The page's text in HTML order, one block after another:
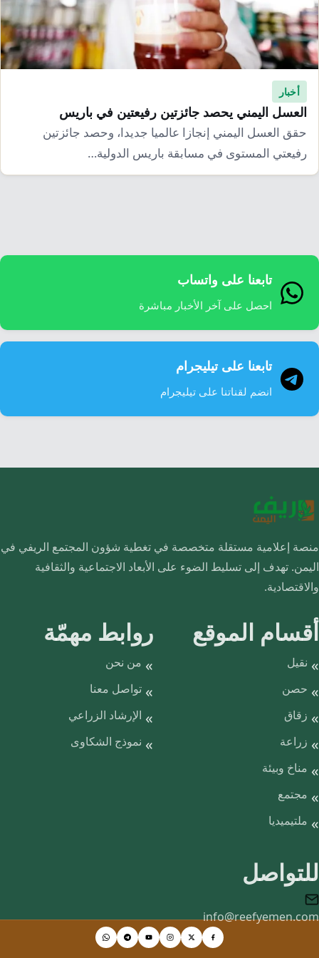
قضايا
معيشة
قصة
انفوجرافيك
قصص رقمية
تقارير صور
فيديو
أخبار
العسل اليمني يحصد جائزتين رفيعتين في باريس
حقق العسل اليمني إنجازا عالميا جديدا، وحصد جائزتين
رفيعتي المستوى في مسابقة باريس الدولية…
تابعنا على واتساب
احصل على آخر الأخبار مباشرة
تابعنا على تيليجرام
انضم لقناتنا على تيليجرام
منصة إعلامية مستقلة متخصصة في تغطية شؤون المجتمع الريفي في
اليمن. تهدف إلى تسليط الضوء على الأبعاد الاجتماعية والثقافية
والاقتصادية.
أقسام الموقع
نقيل
حصن
زقاق
زراعة
مناخ وبيئة
مجتمع
ملتيميديا
روابط مهمّة
من نحن
تواصل معنا
الإرشاد الزراعي
نموذج الشكاوى
للتواصل
info@reefyemen.com